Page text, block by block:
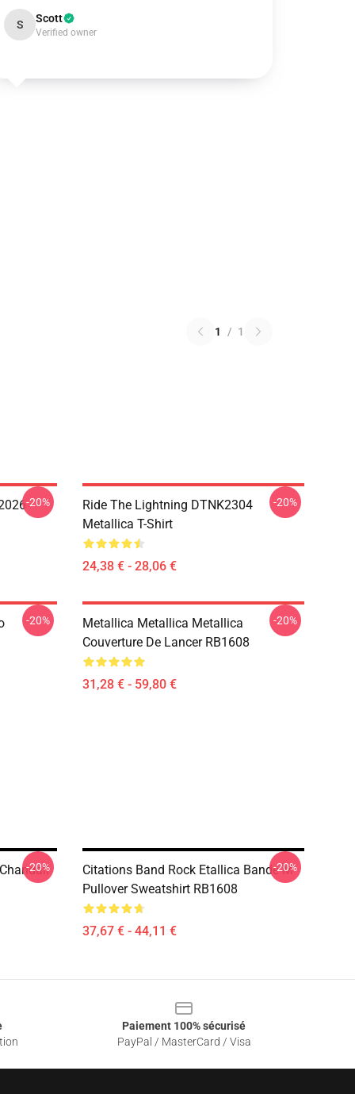
S Scott
Verified owner
1 / 1
-20%
Ride The Lightning DTNK2304
Metallica T-Shirt
24,38 € - 28,06 €
-20%
-20%
Metallica Metallica Metallica
Couverture De Lancer RB1608
31,28 € - 59,80 €
-20%
-20%
Citations Band Rock Etallica Bande M
Pullover Sweatshirt RB1608
37,67 € - 44,11 €
-20%
Paiement 100% sécurisé
PayPal / MasterCard / Visa